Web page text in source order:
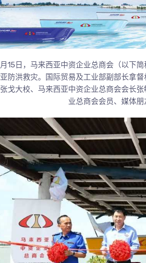
15日，马来西亚中资企业总商会（以下
防洪救灾。国际贸易及工业部副部长拿
戈大校、马来西亚中资企业总商会会长
业总商会会员、媒体朋